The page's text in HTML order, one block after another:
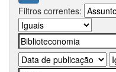
Filtros correntes: